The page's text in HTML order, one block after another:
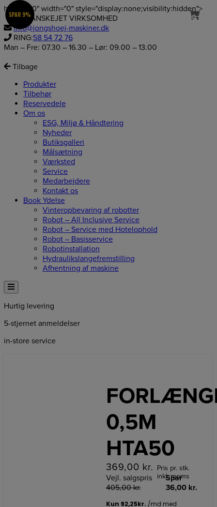
height="0" width="0" style="display:none;visibility:hidden">
Hop
til
indholdet
100% DANSKEJET VIRKSOMHED
info@jongshoej-maskiner.dk
RING:58 54 72 76
Man – Fre: 07.30 – 16.30 – Lør: 09.00 – 13.00
0
Tilbage
Produkter
Tilbehør
Reservedele
Om os
ESG, Miljø & Håndtering
Nyheder
Butiksgalleri
Målsætning
Værksted
Service
Medarbejdere
Kontakt os
Book Ydelse
Vinteropbevaring af robotter
Robot – All Inclusive Service
Robot – Service med Hotelophold
Robot – Basisservice
Robotinstallation
Hydraulikslangefremstilling
Afhentning af maskine
Hurtig levering
5-stjernet anmeldelser
in-store service
SPAR 9%
0,5M
HTA50
369,00 kr. Pris pr. stk.
inkl. moms
Vejl. salgspris
405,00kr.
Spar
36,00 kr.